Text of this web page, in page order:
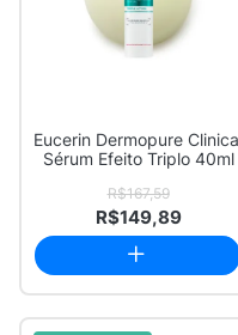
Eucerin Dermopure
Sérum Efeito Triplo 40ml
R$167,59
R$149,89